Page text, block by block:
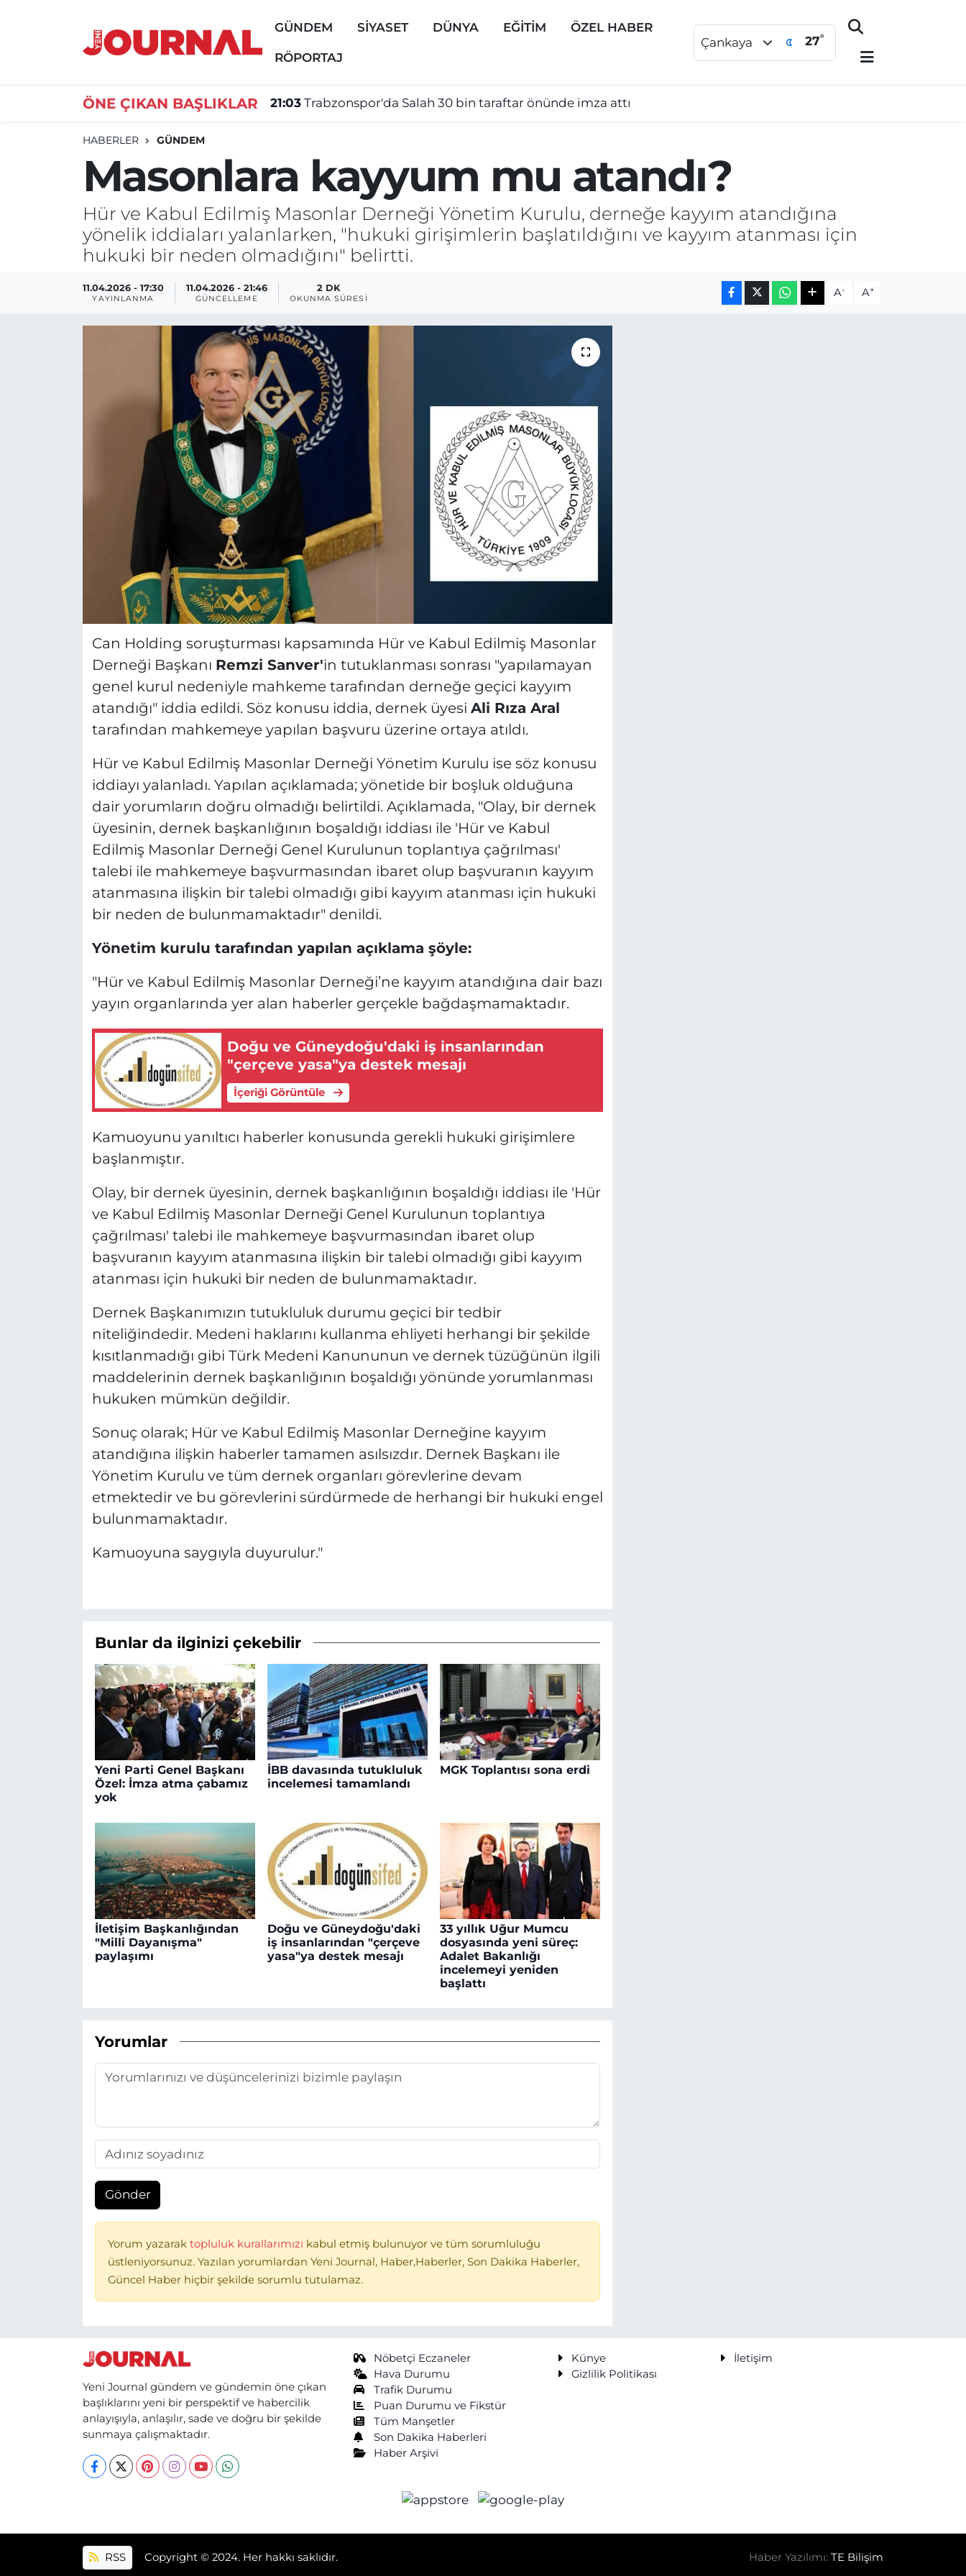
GÜNDEM SİYASET DÜNYA EĞİTİM ÖZEL HABER
RÖPORTAJ
Çankaya 27°
ÖNE ÇIKAN BAŞLIKLAR 21:03 Trabzonspor'da Salah 30 bin taraftar önünde imza attı
HABERLER GÜNDEM
Masonlara kayyum mu atandı?
Hür ve Kabul Edilmiş Masonlar Derneği Yönetim Kurulu, derneğe kayyım atandığına
yönelik iddiaları yalanlarken, "hukuki girişimlerin başlatıldığını ve kayyım atanması için
hukuki bir neden olmadığını" belirtti.
11.04.2026 - 17:30
YAYINLANMA
11.04.2026 - 21:46
GÜNCELLEME
2 DK
OKUNMA SÜRESI A- A+
Can Holding soruşturması kapsamında Hür ve Kabul Edilmiş Masonlar
Derneği Başkanı Remzi Sanver'in tutuklanması sonrası "yapılamayan
genel kurul nedeniyle mahkeme tarafından derneğe geçici kayyım
atandığı" iddia edildi. Söz konusu iddia, dernek üyesi Ali Rıza Aral
tarafından mahkemeye yapılan başvuru üzerine ortaya atıldı.
Hür ve Kabul Edilmiş Masonlar Derneği Yönetim Kurulu ise söz konusu
iddiayı yalanladı. Yapılan açıklamada; yönetide bir boşluk olduğuna
dair yorumların doğru olmadığı belirtildi. Açıklamada, "Olay, bir dernek
üyesinin, dernek başkanlığının boşaldığı iddiası ile 'Hür ve Kabul
Edilmiş Masonlar Derneği Genel Kurulunun toplantıya çağrılması'
talebi ile mahkemeye başvurmasından ibaret olup başvuranın kayyım
atanmasına ilişkin bir talebi olmadığı gibi kayyım atanması için hukuki
bir neden de bulunmamaktadır" denildi.
Yönetim kurulu tarafından yapılan açıklama şöyle:
"Hür ve Kabul Edilmiş Masonlar Derneği’ne kayyım atandığına dair bazı
yayın organlarında yer alan haberler gerçekle bağdaşmamaktadır.
Doğu ve Güneydoğu'daki iş insanlarından
"çerçeve yasa"ya destek mesajı
İçeriği Görüntüle
Kamuoyunu yanıltıcı haberler konusunda gerekli hukuki girişimlere
başlanmıştır.
Olay, bir dernek üyesinin, dernek başkanlığının boşaldığı iddiası ile 'Hür
ve Kabul Edilmiş Masonlar Derneği Genel Kurulunun toplantıya
çağrılması' talebi ile mahkemeye başvurmasından ibaret olup
başvuranın kayyım atanmasına ilişkin bir talebi olmadığı gibi kayyım
atanması için hukuki bir neden de bulunmamaktadır.
Dernek Başkanımızın tutukluluk durumu geçici bir tedbir
niteliğindedir. Medeni haklarını kullanma ehliyeti herhangi bir şekilde
kısıtlanmadığı gibi Türk Medeni Kanununun ve dernek tüzüğünün ilgili
maddelerinin dernek başkanlığının boşaldığı yönünde yorumlanması
hukuken mümkün değildir.
Sonuç olarak; Hür ve Kabul Edilmiş Masonlar Derneğine kayyım
atandığına ilişkin haberler tamamen asılsızdır. Dernek Başkanı ile
Yönetim Kurulu ve tüm dernek organları görevlerine devam
etmektedir ve bu görevlerini sürdürmede de herhangi bir hukuki engel
bulunmamaktadır.
Kamuoyuna saygıyla duyurulur."
Bunlar da ilginizi çekebilir
Yeni Parti Genel Başkanı
Özel: İmza atma çabamız
yok
İBB davasında tutukluluk
incelemesi tamamlandı
MGK Toplantısı sona erdi
İletişim Başkanlığından
"Milli Dayanışma"
paylaşımı
Doğu ve Güneydoğu'daki
iş insanlarından "çerçeve
yasa"ya destek mesajı
33 yıllık Uğur Mumcu
dosyasında yeni süreç:
Adalet Bakanlığı
incelemeyi yeniden
başlattı
Yorumlar
Gönder
Yorum yazarak topluluk kurallarımızı kabul etmiş bulunuyor ve tüm sorumluluğu
üstleniyorsunuz. Yazılan yorumlardan Yeni Journal, Haber,Haberler, Son Dakika Haberler,
Güncel Haber hiçbir şekilde sorumlu tutulamaz.
Yeni Journal gündem ve gündemin öne çıkan
başlıklarını yeni bir perspektif ve habercilik
anlayışıyla, anlaşılır, sade ve doğru bir şekilde
sunmaya çalışmaktadır.
Nöbetçi Eczaneler
Hava Durumu
Trafik Durumu
Puan Durumu ve Fikstür
Tüm Manşetler
Son Dakika Haberleri
Haber Arşivi
Künye
İletişim
Gizlilik Politikası
RSS Copyright © 2024. Her hakkı saklıdır. Haber Yazılımı:TE Bilişim
GÜNDEM
DÜNYA
ÖZEL HABER
Nöbetçi Eczaneler
Süper Lig Puan Durumu ve Fikstür
Son Dakika Haberleri